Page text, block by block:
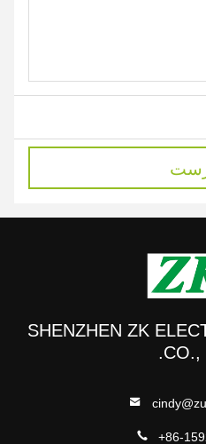
SHENZHEN ZK
CO.,
+86-